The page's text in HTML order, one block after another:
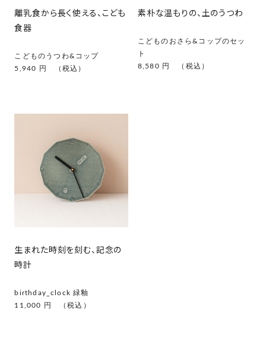
離乳食から長く使える、こども
食器
こどものうつわ&コップ
5,940 円 （税込）
素朴な温もりの、土のうつわ
こどものおさら&コップのセッ
ト
8,580 円 （税込）
生まれた時刻を刻む、記念の
時計
birthday_clock 緑釉
11,000 円 （税込）